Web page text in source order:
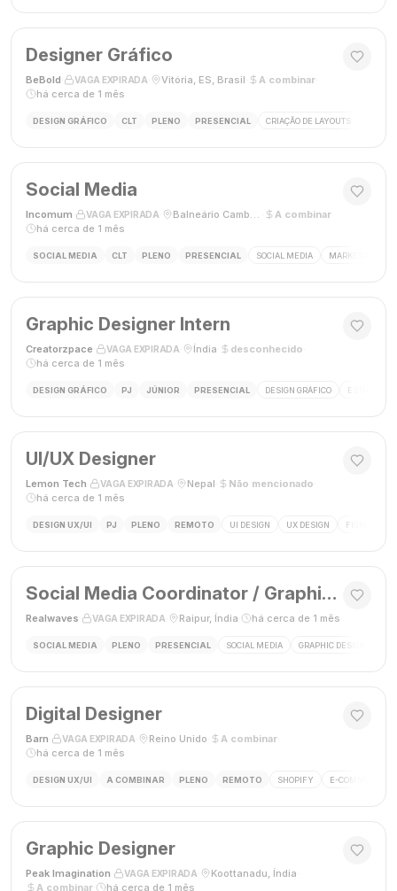
Designer Gráfico
BeBold VAGA EXPIRADA Vitória, ES, Brasil A combinar·
há cerca de 1 mês
DESIGN GRÁFICO CLT PLENO PRESENCIAL CRIAÇÃO DE LAYOUTS
Social Media
Incomum VAGA EXPIRADA Balneário Camboriú, SC A combinar·
há cerca de 1 mês
SOCIAL MEDIA CLT PLENO PRESENCIAL SOCIAL MEDIA MARKETING
Graphic Designer Intern
Creatorzpace VAGA EXPIRADA Índia desconhecido
há cerca de 1 mês
DESIGN GRÁFICO PJ JÚNIOR PRESENCIAL DESIGN GRÁFICO ESTÁGIO
UI/UX Designer
Lemon Tech VAGA EXPIRADA Nepal Não mencionado
há cerca de 1 mês
DESIGN UX/UI PJ PLENO REMOTO UI DESIGN UX DESIGN FIGMA
Social Media Coordinator / Graphic Designer
Realwaves VAGA EXPIRADA Raipur, Índia há cerca de 1 mês
SOCIAL MEDIA PLENO PRESENCIAL SOCIAL MEDIA GRAPHIC DESIGN
Digital Designer
Barn VAGA EXPIRADA Reino Unido A combinar·
há cerca de 1 mês
DESIGN UX/UI A COMBINAR PLENO REMOTO SHOPIFY E-COMMERCE
Graphic Designer
Peak Imagination VAGA EXPIRADA Koottanadu, Índia
A combinar
há cerca de 1 mês